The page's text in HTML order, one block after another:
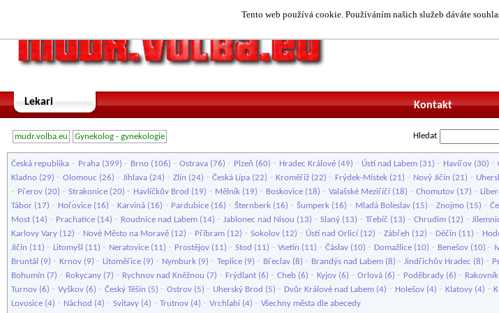
Tento web používá cookie. Používáním našich služeb dáváte
Lekari Kontakt
mudr.volba.eu Gynekolog - gynekologie Hledat
Česká republika - Praha (399) - Brno (106) - Ostrava (76) - Plzeň (60) - Hradec Králové (49) - Ústí nad Labem (31) - Havířov (30) -
Kladno (29) - Olomouc (26) - Jihlava (24) - Zlín (24) - Česká Lípa (22) - Kroměříž (22) - Frýdek-Místek (21) - Nový Jičín (21) -
- Přerov (20) - Strakonice (20) - Havlíčkův Brod (19) - Mělník (19) - Boskovice (18) - Valašské Meziříčí (18) - Chomutov (17) -
Tábor (17) - Hořovice (16) - Karviná (16) - Pardubice (16) - Šternberk (16) - Šumperk (16) - Mladá Boleslav (15) - Znojmo (15) -
Most (14) - Prachatice (14) - Roudnice nad Labem (14) - Jablonec nad Nisou (13) - Slaný (13) - Třebíč (13) - Chrudim (12) -
Karlovy Vary (12) - Nové Město na Moravě (12) - Příbram (12) - Sokolov (12) - Ústí nad Orlicí (12) - Zábřeh (12) - Děčín (11) -
Jičín (11) - Litomyšl (11) - Neratovice (11) - Prostějov (11) - Stod (11) - Vsetín (11) - Čáslav (10) - Domažlice (10) - Benešov (10) -
Bruntál (9) - Krnov (9) - Litoměřice (9) - Nymburk (9) - Teplice (9) - Břeclav (8) - Brandýs nad Labem (8) - Jindřichův Hradec (8) -
Bohumín (7) - Rokycany (7) - Rychnov nad Kněžnou (7) - Frýdlant (6) - Cheb (6) - Kyjov (6) - Orlová (6) - Poděbrady (6) - Rakovník
Turnov (6) - Vyškov (6) - Český Těšín (5) - Ostrov (5) - Uherský Brod (5) - Dvůr Králové nad Labem (4) - Holešov (4) - Klatovy (4) -
Lovosice (4) - Náchod (4) - Svitavy (4) - Trutnov (4) - Vrchlabí (4) - Všechny města dle abecedy